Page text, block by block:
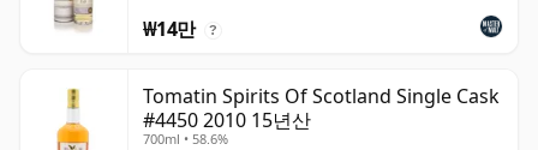
₩14만 ?
Tomatin Spirits Of Scotland Single Cask
#4450 2010 15년산
700ml • 58.6%